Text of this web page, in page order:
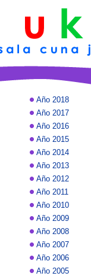
Año 2018
Año 2017
Año 2016
Año 2015
Año 2014
Año 2013
Año 2012
Año 2011
Año 2010
Año 2009
Año 2008
Año 2007
Año 2006
Año 2005